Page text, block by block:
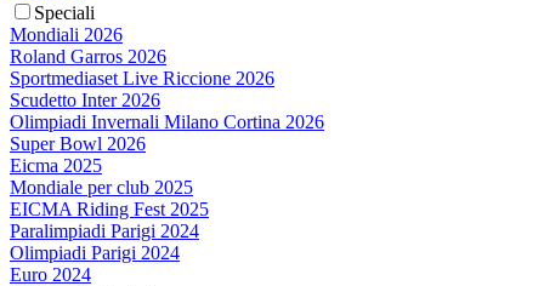
Speciali
Mondiali 2026
Roland Garros 2026
Sportmediaset Live Riccione 2026
Scudetto Inter 2026
Olimpiadi Invernali Milano Cortina 2026
Super Bowl 2026
Eicma 2025
Mondiale per club 2025
EICMA Riding Fest 2025
Paralimpiadi Parigi 2024
Olimpiadi Parigi 2024
Euro 2024